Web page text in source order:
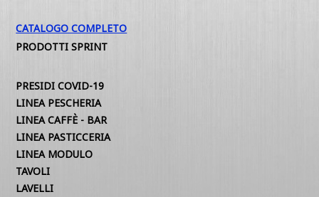
CATALOGO COMPLETO
PRODOTTI SPRINT
PRESIDI COVID-19
LINEA PESCHERIA
LINEA CAFFÈ - BAR
LINEA PASTICCERIA
LINEA MODULO
TAVOLI
LAVELLI